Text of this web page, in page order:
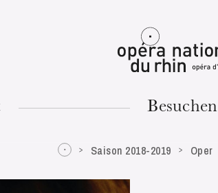
Mulhouse
Besuchen
Saison 2018-2019 Oper